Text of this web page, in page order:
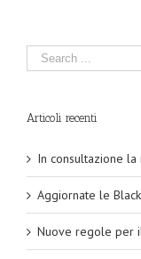
Articoli recenti
In consultazione
Aggiornate le
Nuove regole per